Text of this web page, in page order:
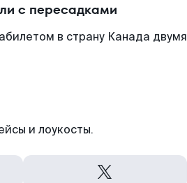
с пересадками
в страну Канада двумя
и лоукосты.